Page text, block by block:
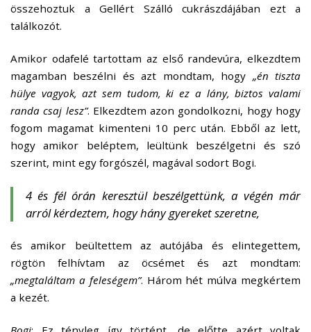
összehoztuk a Gellért Szálló cukrászdájában ezt a
találkozót.
Amikor odafelé tartottam az első randevúra, elkezdtem
magamban beszélni és azt mondtam, hogy „én tiszta
hülye vagyok, azt sem tudom, ki ez a lány, biztos valami
randa csaj lesz”. Elkezdtem azon gondolkozni, hogy hogy
fogom magamat kimenteni 10 perc után. Ebből az lett,
hogy amikor beléptem, leültünk beszélgetni és szó
szerint, mint egy forgószél, magával sodort Bogi.
4 és fél órán keresztül beszélgettünk, a végén már
arról kérdeztem, hogy hány gyereket szeretne,
és amikor beültettem az autójába és elintegettem,
rögtön felhívtam az öcsémet és azt mondtam:
„megtaláltam a feleségem”. Három hét múlva megkértem
a kezét.